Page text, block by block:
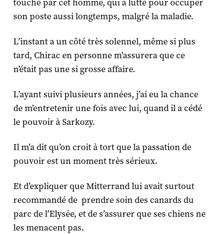
touché par cet homme, qui a lutté pour occuper
son poste aussi longtemps, malgré la maladie.
L’instant a un côté très solennel, même si plus
tard, Chirac en personne m’assurera que ce
n’était pas une si grosse affaire.
L’ayant suivi plusieurs années, j’ai eu la chance
de m’entretenir une fois avec lui, quand il a cédé
le pouvoir à Sarkozy.
Il m’a dit qu’on croit à tort que la passation de
pouvoir est un moment très sérieux.
Et d’expliquer que Mitterrand lui avait surtout
recommandé de prendre soin des canards du
parc de l’Elysée, et de s’assurer que ses chiens ne
les menacent pas.